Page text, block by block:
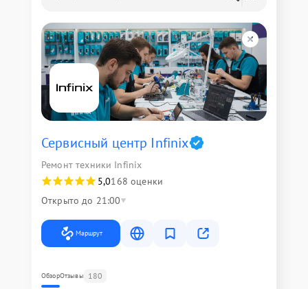
Сервисный центр Infinix
Ремонт техники Infinix
5,0168 оценки
Открыто до 21:00
Маршрут
ОбзорОтзывы 180